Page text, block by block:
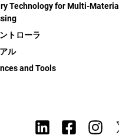
Technology for Multi-Material
トローラ
ル
and Tools